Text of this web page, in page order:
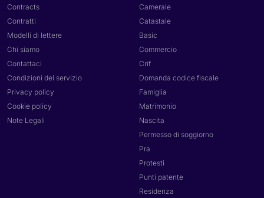
Contracts
Contratti
Modelli di lettere
Chi siamo
Contattaci
Condizioni del servizio
Privacy policy
Cookie policy
Note Legali
Camerale
Catastale
Basic
Commercio
Crif
Domanda codice fiscale
Famiglia
Matrimonio
Nascita
Permesso di soggiorno
Pra
Protesti
Punti patente
Residenza